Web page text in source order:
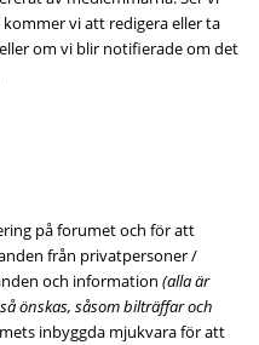
vi att redigera eller ta
om vi blir notifierade om det
på forumet och för att
från privatpersoner /
och information (alla är
önskas, såsom bilträffar och
inbyggda mjukvara för att